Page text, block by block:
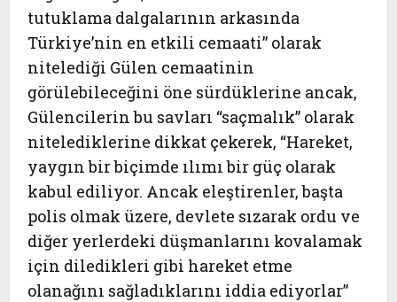
tutuklama dalgalarının arkasında
Türkiye’nin en etkili cemaati” olarak
nitelediği Gülen cemaatinin
görülebileceğini öne sürdüklerine ancak,
Gülencilerin bu savları “saçmalık” olarak
nitelediklerine dikkat çekerek, “Hareket,
yaygın bir biçimde ılımı bir güç olarak
kabul ediliyor. Ancak eleştirenler, başta
polis olmak üzere, devlete sızarak ordu ve
diğer yerlerdeki düşmanlarını kovalamak
için diledikleri gibi hareket etme
olanağını sağladıklarını iddia ediyorlar”